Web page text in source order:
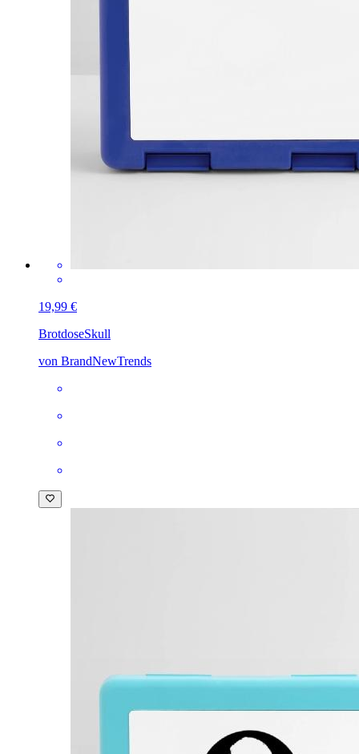
19,99 €
BrotdoseSkull
von BrandNewTrends